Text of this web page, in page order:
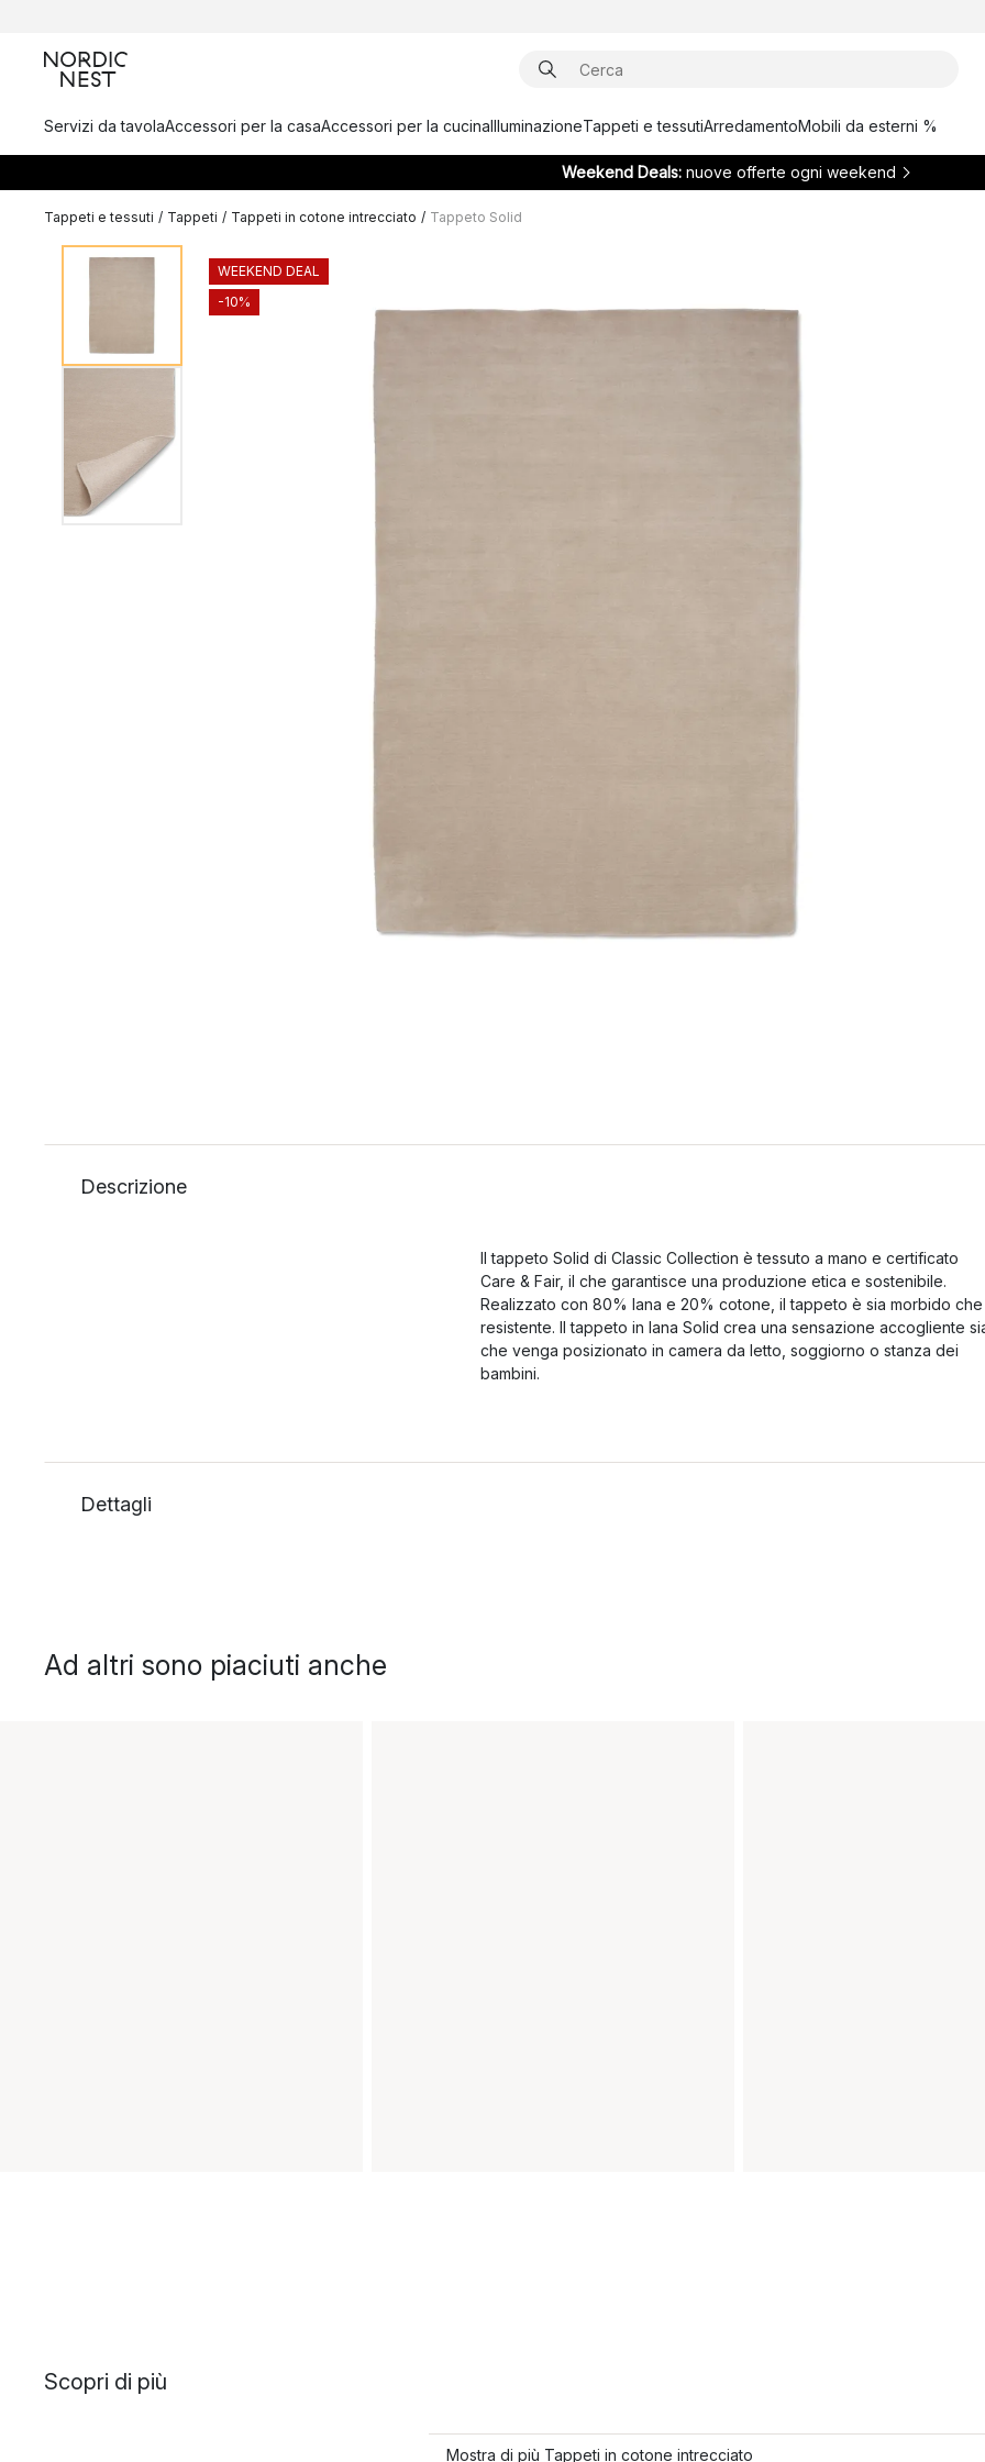
Servizi da tavolaAccessori per la casaAccessori per la cucinaIlluminazioneTappeti e tessutiArredamentoMobili da esterni %
Weekend Deals: nuove offerte ogni weekend
Tappeti e tessuti / Tappeti / Tappeti in cotone intrecciato / Tappeto Solid
WEEKEND DEAL
-10%
Descrizione
Il tappeto Solid di Classic Collection è tessuto a mano e certificato
Care & Fair, il che garantisce una produzione etica e sostenibile.
Realizzato con 80% lana e 20% cotone, il tappeto è sia morbido che
resistente. Il tappeto in lana Solid crea una sensazione accogliente
che venga posizionato in camera da letto, soggiorno o stanza dei
bambini.
Dettagli
Ad altri sono piaciuti anche
Scopri di più
Mostra di più Tappeti in cotone intrecciato